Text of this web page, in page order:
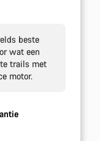
beste
wat een
trails met
motor.